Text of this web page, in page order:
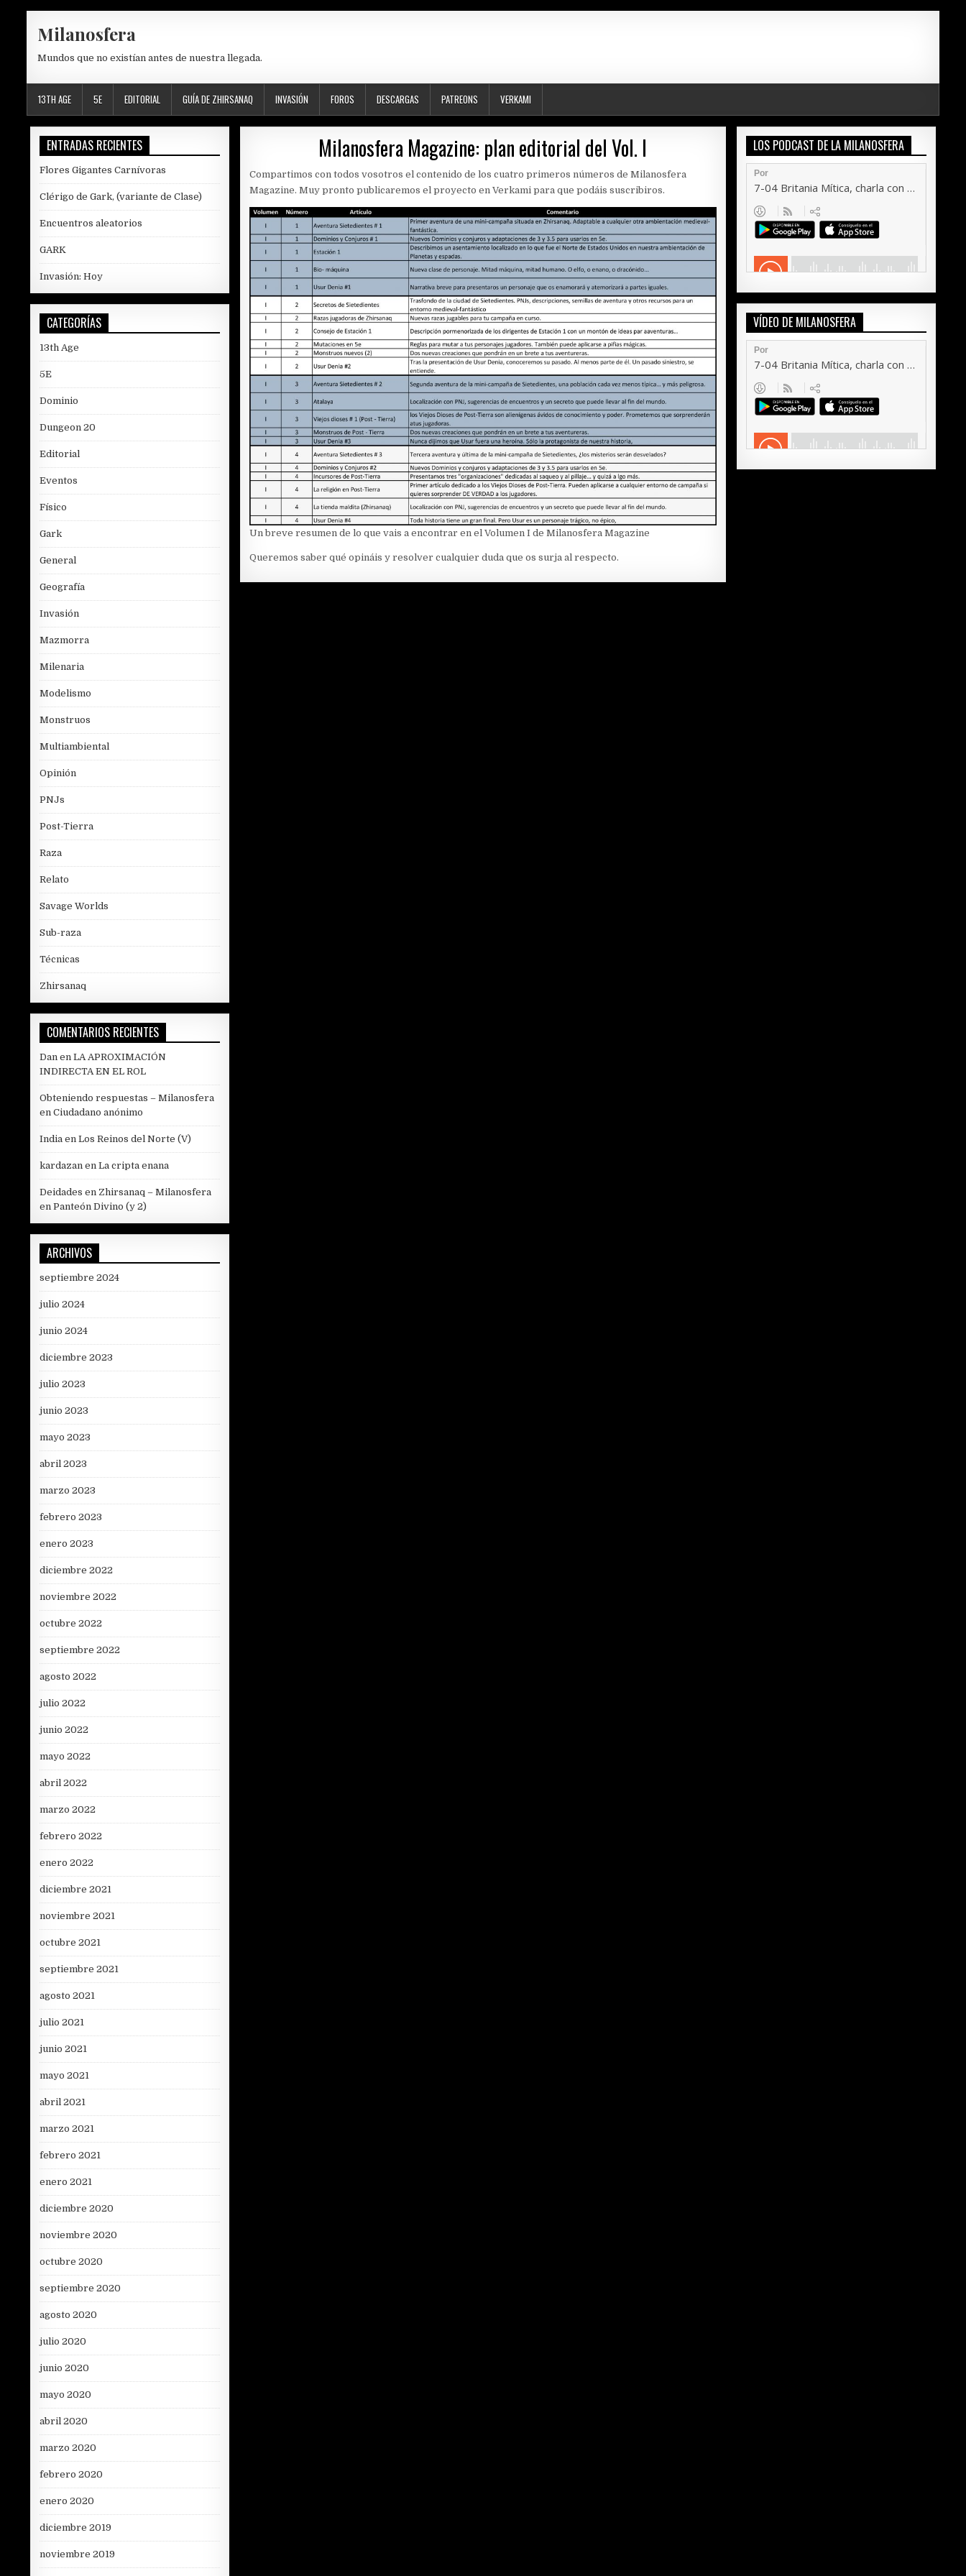
Milanosfera
Mundos que no existían antes de nuestra llegada.
13TH AGE 5E EDITORIAL GUÍA DE ZHIRSANAQ INVASIÓN FOROS DESCARGAS PATREONS VERKAMI
Milanosfera Magazine: plan editorial del Vol. I
Compartimos con todos vosotros el contenido de los cuatro primeros números de Milanosfera
Magazine. Muy pronto publicaremos el proyecto en Verkami para que podáis suscribiros.
Un breve resumen de lo que vais a encontrar en el Volumen I de Milanosfera Magazine
Queremos saber qué opináis y resolver cualquier duda que os surja al respecto.
ENTRADAS RECIENTES
Flores Gigantes Carnívoras
Clérigo de Gark, (variante de Clase)
Encuentros aleatorios
GARK
Invasión: Hoy
CATEGORÍAS
13th Age
5E
Dominio
Dungeon 20
Editorial
Eventos
Físico
Gark
General
Geografía
Invasión
Mazmorra
Milenaria
Modelismo
Monstruos
Multiambiental
Opinión
PNJs
Post-Tierra
Raza
Relato
Savage Worlds
Sub-raza
Técnicas
Zhirsanaq
COMENTARIOS RECIENTES
Dan en LA APROXIMACIÓN
INDIRECTA EN EL ROL
Obteniendo respuestas – Milanosfera
en Ciudadano anónimo
India en Los Reinos del Norte (V)
kardazan en La cripta enana
Deidades en Zhirsanaq – Milanosfera
en Panteón Divino (y 2)
ARCHIVOS
septiembre 2024
julio 2024
junio 2024
diciembre 2023
julio 2023
junio 2023
mayo 2023
abril 2023
marzo 2023
febrero 2023
enero 2023
diciembre 2022
noviembre 2022
octubre 2022
septiembre 2022
agosto 2022
julio 2022
junio 2022
mayo 2022
abril 2022
marzo 2022
febrero 2022
enero 2022
diciembre 2021
noviembre 2021
octubre 2021
septiembre 2021
agosto 2021
julio 2021
junio 2021
mayo 2021
abril 2021
marzo 2021
febrero 2021
enero 2021
diciembre 2020
noviembre 2020
octubre 2020
septiembre 2020
agosto 2020
julio 2020
junio 2020
mayo 2020
abril 2020
marzo 2020
febrero 2020
enero 2020
diciembre 2019
noviembre 2019
LOS PODCAST DE LA MILANOSFERA
VÍDEO DE MILANOSFERA